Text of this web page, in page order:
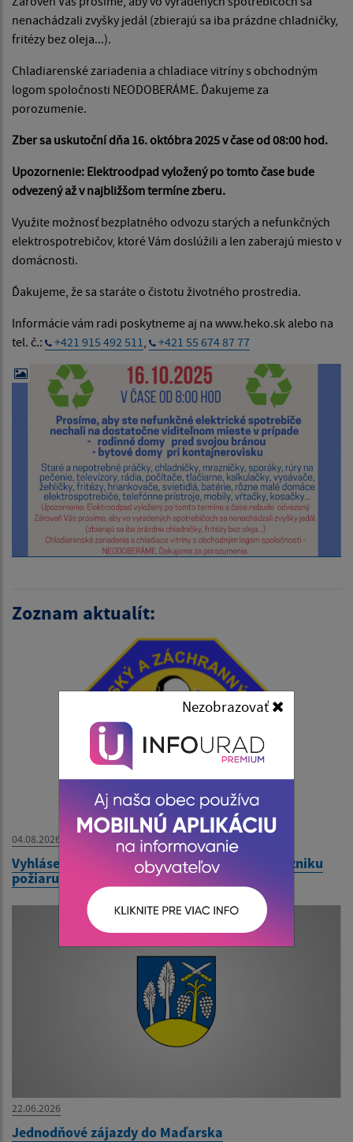
nenachádzali zvyšky jedál (zbierajú sa iba prázdne chladničky,
fritézy bez oleja...).
Chladiarenské zariadenia a chladiace vitríny s obchodným
logom spoločnosti NEODOBERÁME. Ďakujeme za
porozumenie.
Zber sa uskutoční dňa 16. októbra 2025 v čase od 08:00 hod.
Upozornenie: Elektroodpad vyložený po tomto čase bude
odvezený až v najbližšom termíne zberu.
Využite možnosť bezplatného odvozu starých a nefunkčných
elektrospotrebičov, ktoré Vám doslúžili a len zaberajú miesto v
domácnosti.
Ďakujeme, že sa staráte o čistotu životného prostredia.
Informácie vám radi poskytneme aj na www.heko.sk alebo na
tel. č.:
+421 915 492 511, +421 55 674 87 77
Zoznam aktualít:
04.08.2026
Vyhlásenie času zvýšeného nebezpečenstva vzniku
požiaru
22.06.2026
Jednodňové zájazdy do Maďarska
Nezobrazovať